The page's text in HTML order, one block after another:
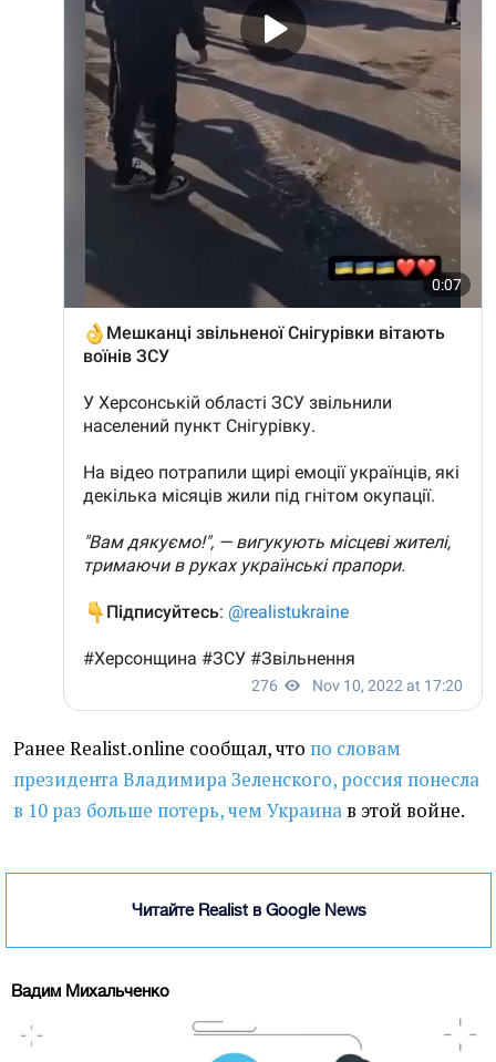
Ранее Realist.online сообщал, что по словам
президента Владимира Зеленского, россия понесла
в 10 раз больше потерь, чем Украина в этой войне.
Читайте Realist в Google News
Вадим Михальченко